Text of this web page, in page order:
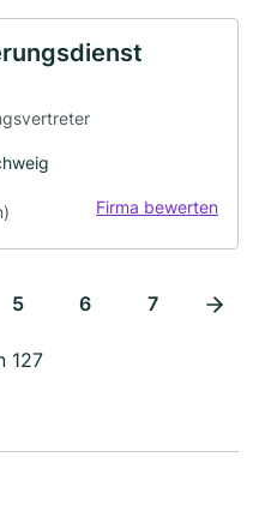
Firma bewerten
5 6 7
127